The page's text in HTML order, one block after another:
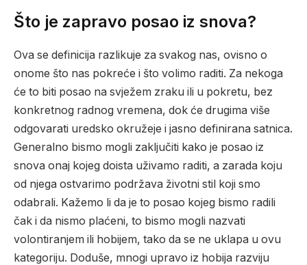
Što je zapravo posao iz snova?
Ova se definicija razlikuje za svakog nas, ovisno o
onome što nas pokreće i što volimo raditi. Za nekoga
će to biti posao na svježem zraku ili u pokretu, bez
konkretnog radnog vremena, dok će drugima više
odgovarati uredsko okružeje i jasno definirana satnica.
Generalno bismo mogli zaključiti kako je posao iz
snova onaj kojeg doista uživamo raditi, a zarada koju
od njega ostvarimo podržava životni stil koji smo
odabrali. Kažemo li da je to posao kojeg bismo radili
čak i da nismo plaćeni, to bismo mogli nazvati
volontiranjem ili hobijem, tako da se ne uklapa u ovu
kategoriju. Doduše, mnogi upravo iz hobija razviju